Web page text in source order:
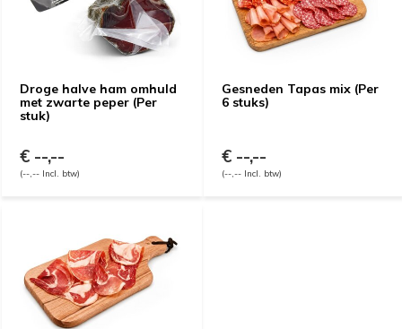
Droge halve ham omhuld
met zwarte peper (Per
stuk)
€ --,--
(--,-- Incl. btw)
Gesneden Tapas mix (Per
6 stuks)
€ --,--
(--,-- Incl. btw)